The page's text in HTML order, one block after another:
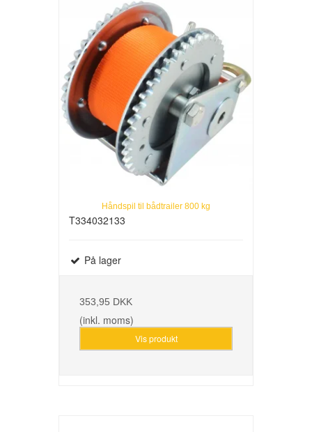
Håndspil til bådtrailer 800 kg
T334032133
På lager
353,95 DKK
(inkl. moms)
Vis produkt